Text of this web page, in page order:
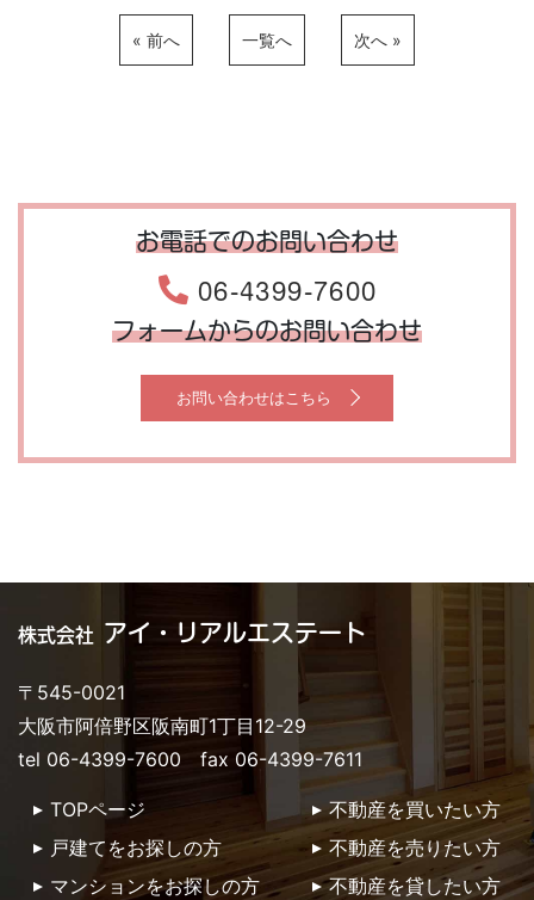
« 前へ 一覧へ 次へ »
お電話でのお問い合わせ
06-4399-7600
フォームからのお問い合わせ
お問い合わせはこちら
株式会社 アイ・リアルエステート
〒545-0021
大阪市阿倍野区阪南町1丁目12-29
tel 06-4399-7600 fax 06-4399-7611
TOPページ
戸建てをお探しの方
マンションをお探しの方
不動産を買いたい方
不動産を売りたい方
不動産を貸したい方